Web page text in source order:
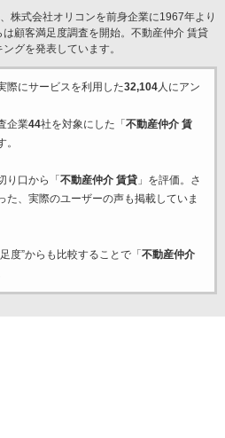
株式会社オリコンを前身企業に1967年より
顧客満足度調査を開始。不動産仲介 賃貸
グを発表しています。
際にサービスを利用した32,104人にアン
企業44社を対象にした「 不動産仲介 賃
り口から「 不動産仲介 賃貸」を評価。さ
た、実際のユーザーの声も掲載していま
度”からも比較することで「 不動産仲介